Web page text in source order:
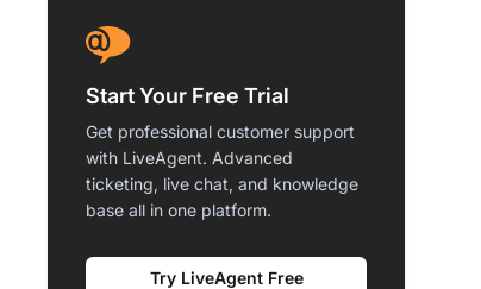
Start Your Free Trial
Get professional customer support
with LiveAgent. Advanced
ticketing, live chat, and knowledge
base all in one platform.
Try LiveAgent Free